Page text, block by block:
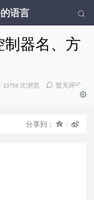
语言
制器名、方
13759 次浏览
暂无评论
分享到：